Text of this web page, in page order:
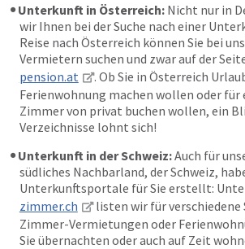
Unterkunft in Österreich: Nicht nur in
wir Ihnen bei der Suche nach einer
Reise nach Österreich können Sie bei
Vermietern suchen und zwar auf der
pension.at
. Ob Sie in Österreich
Ferienwohnung machen wollen oder für
Zimmer von privat buchen wollen, ein
Verzeichnisse lohnt sich!
Unterkunft in der Schweiz:Auch für
südliches Nachbarland, der Schweiz,
Unterkunftsportale für Sie erstellt:
zimmer.ch
listen wir für verschiedene
Zimmer-Vermietungen oder
Sie übernachten oder auch auf Zeit